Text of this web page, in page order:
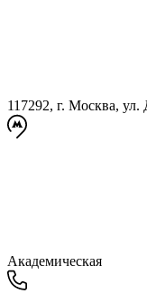
117292, г. Москва, ул.
Академическая